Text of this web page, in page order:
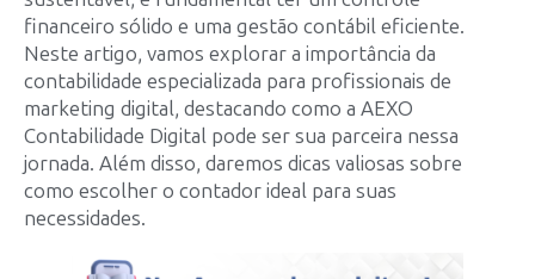
financeiro sólido e uma gestão contábil eficiente.
Neste artigo, vamos explorar a importância da
contabilidade especializada para profissionais de
marketing digital, destacando como a AEXO
Contabilidade Digital pode ser sua parceira nessa
jornada. Além disso, daremos dicas valiosas sobre
como escolher o contador ideal para suas
necessidades.